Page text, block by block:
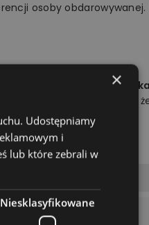
osoby
obdarowywanej osoby.
na jej twarzy i sprawisz,
×
Udostępniamy
i
lub które zebrali w
Niesklasyfikowane